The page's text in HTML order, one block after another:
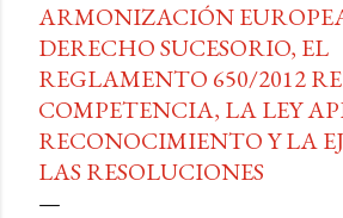
ARMONIZACIÓN
DERECHO SUCESORIO, EL
REGLAMENTO 650/2012
COMPETENCIA, LA LEY
RECONOCIMIENTO Y LA
LAS RESOLUCIONES